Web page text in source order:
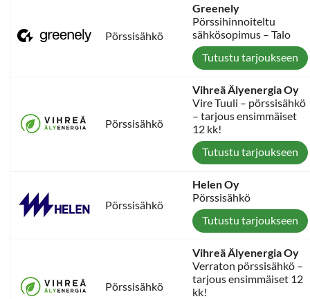
Pörssisähkö
Greenely
Pörssihinnoiteltu
sähkösopimus – Talo
Tutustu tarjoukseen
Pörssisähkö
Vihreä Älyenergia Oy
Vire Tuuli – pörssisähkö
– tarjous ensimmäiset
12 kk!
Tutustu tarjoukseen
Pörssisähkö
Helen Oy
Pörssisähkö
Tutustu tarjoukseen
Pörssisähkö
Vihreä Älyenergia Oy
Verraton pörssisähkö –
tarjous ensimmäiset 12
kk!